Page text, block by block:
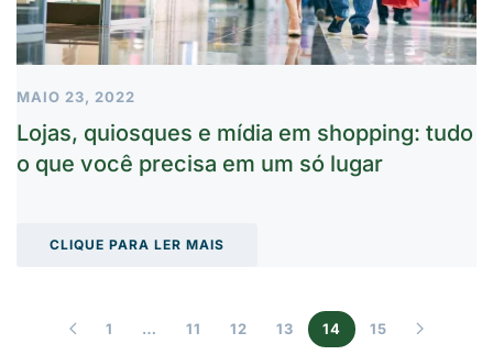
MAIO 23, 2022
Lojas, quiosques e mídia em shopping: tudo
o que você precisa em um só lugar
CLIQUE PARA LER MAIS
1 … 11 12 13 14 15